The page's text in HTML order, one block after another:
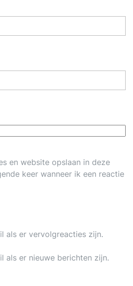
en website opslaan in deze
keer wanneer ik een reactie
als er vervolgreacties zijn.
als er nieuwe berichten zijn.